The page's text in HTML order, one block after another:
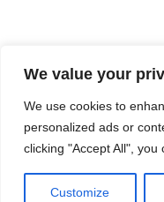
We value your
We use cookies to
personalized ads or
clicking "Accept All", you
Customize